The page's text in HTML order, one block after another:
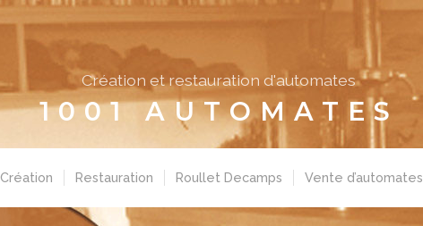
Création et restauration d'automates
1001 AUTOMATES
Création Restauration Roullet Decamps Vente d’automates